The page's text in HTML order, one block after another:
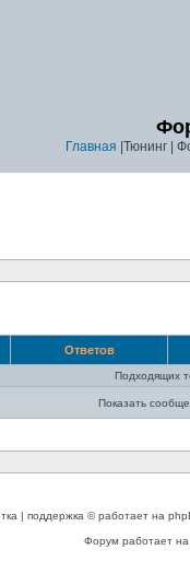
Главная |Тюнинг |
Ответов
Подходящих
Показать
| поддержка © работает на
Форум работает